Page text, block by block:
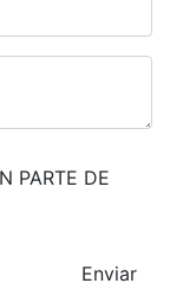
PARTE DE
Enviar